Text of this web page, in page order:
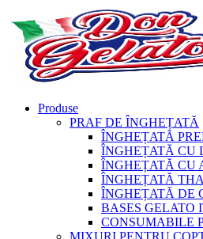
Produse
PRAF DE ÎNGHEȚATĂ
ÎNGHEȚATĂ
ÎNGHEȚATĂ CU
ÎNGHEȚATĂ CU
ÎNGHEȚATĂ
ÎNGHEȚATĂ DE
BASES GELATO
CONSUMABILE
MIXURI PENTRU